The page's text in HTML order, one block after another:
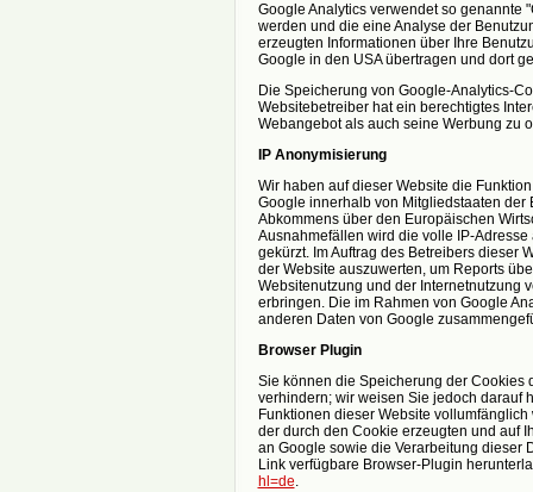
Google Analytics verwendet so genannte
werden und die eine Analyse der
erzeugten Informationen über Ihre
Google in den USA übertragen und dort
Die Speicherung von Google-Analytics-
Websitebetreiber hat ein berechtigtes
Webangebot als auch seine Werbung zu
IP Anonymisierung
Wir haben auf dieser Website die
Google innerhalb von Mitgliedstaaten
Abkommens über den Europäischen
Ausnahmefällen wird die volle IP-
gekürzt. Im Auftrag des Betreibers dieser
der Website auszuwerten, um Reports
Websitenutzung und der Internetnutzung
erbringen. Die im Rahmen von Google
anderen Daten von Google
Browser Plugin
Sie können die Speicherung der Cookies
verhindern; wir weisen Sie jedoch darauf
Funktionen dieser Website
der durch den Cookie erzeugten und auf
an Google sowie die Verarbeitung dieser
Link verfügbare Browser-Plugin
hl=de.